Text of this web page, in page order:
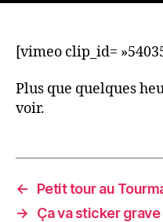
[vimeo clip_id=
Plus que quelques
voir.
←
Petit tour au
→
Ça va sticker grave